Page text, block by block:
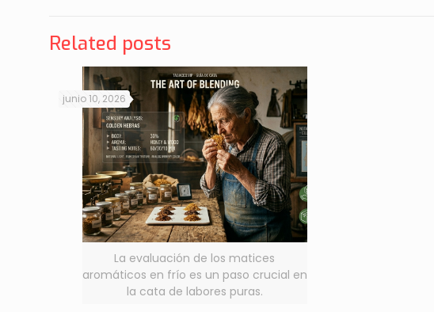
Related posts
La evaluación de los matices
aromáticos en frío es un paso crucial en
la cata de labores puras.
junio 10, 2026